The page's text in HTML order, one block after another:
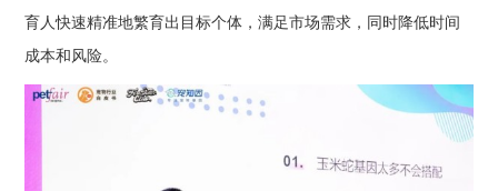
育人快速精准地繁育出目标个体，满足市场需求，同时降低时间
成本和风险。